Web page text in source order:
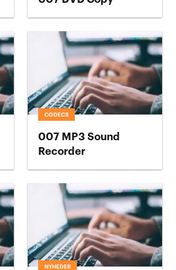
CODECS
007 MP3 Sound
Recorder
NYHEDER